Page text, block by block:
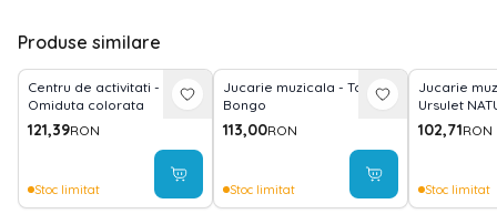
Produse similare
Centru de activitati -
Omiduta colorata
121,39RON
Stoc limitat
Jucarie muzicala - Tobita
Bongo
113,00RON
Stoc limitat
Jucarie
Ursulet
102,71RON
Stoc limitat